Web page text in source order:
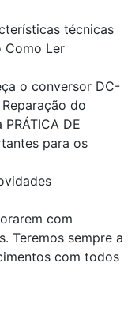
técnicas
Como Ler
o conversor DC-
do
DE
para os
com
Teremos sempre a
com todos